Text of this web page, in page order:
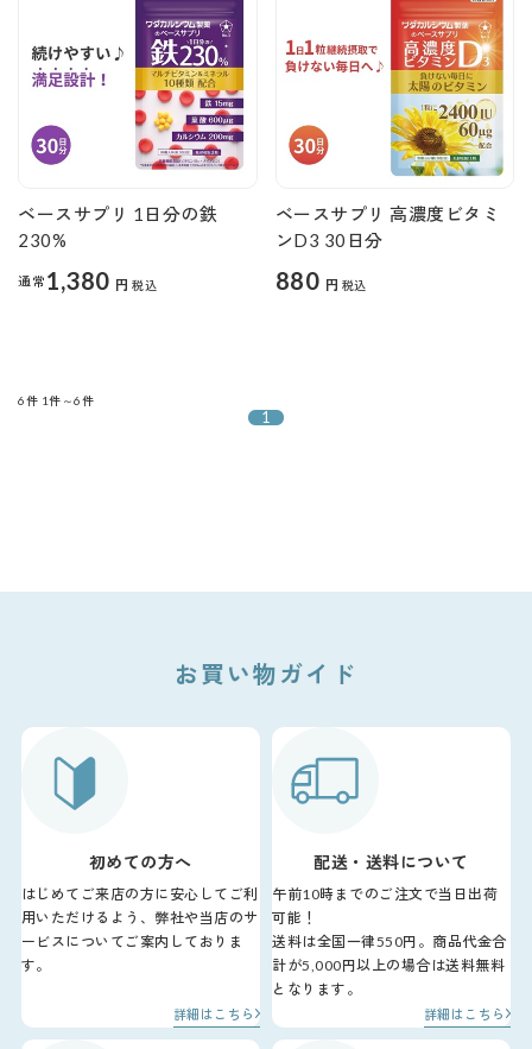
ベースサプリ 1日分の鉄
230%
通常 1,380 円 税込
ベースサプリ 高濃度ビタミ
ンD3 30日分
880 円 税込
6件 1件～6件
1
お買い物ガイド
初めての方へ
はじめてご来店の方に安心してご利
用いただけるよう、弊社や当店のサ
ービスについてご案内しておりま
す。
詳細はこちら
配送・送料について
午前10時までのご注文で当日出荷
可能！
送料は全国一律550円。商品代金合
計が5,000円以上の場合は送料無料
となります。
詳細はこちら